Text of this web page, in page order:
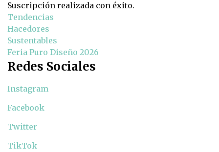
Suscripción realizada con éxito.
Tendencias
Hacedores
Sustentables
Feria Puro Diseño 2026
Redes Sociales
Instagram
Facebook
Twitter
TikTok